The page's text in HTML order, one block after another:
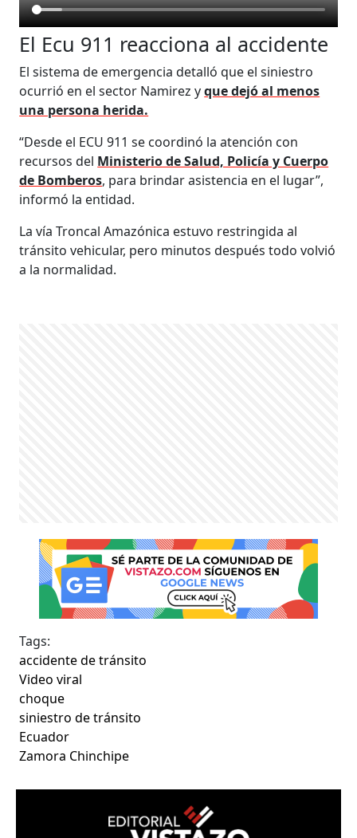
El Ecu 911 reacciona al accidente
El sistema de emergencia detalló que el siniestro
ocurrió en el sector Namirez yque dejó al menos
una persona herida.
“Desde el ECU 911 se coordinó la atención con
recursos del Ministerio de Salud, Policía y Cuerpo
de Bomberos, para brindar asistencia en el lugar”,
informó la entidad.
La vía Troncal Amazónica estuvo restringida al
tránsito vehicular, pero minutos después todo volvió
a la normalidad.
Tags:
accidente de tránsito
Video viral
choque
siniestro de tránsito
Ecuador
Zamora Chinchipe